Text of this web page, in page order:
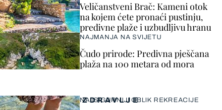
ZDRAVLJE
NAJSIGURNIJI OBLIK REKREACIJE
Veličanstveni Brač: Kameni otok
na kojem ćete pronaći pustinju,
predivne plaže i uzbudljivu hranu
NAJMANJA NA SVIJETU
Čudo prirode: Predivna pješčana
plaža na 100 metara od mora